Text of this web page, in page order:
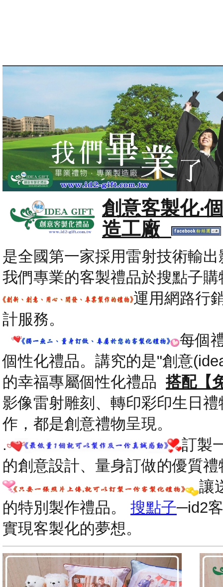
創意客製化‧
造工廠
是全國第一家採用雷射技術輸
我們專業的客製禮品於搜點子
運用網路行
計服務。
每個
個性化禮品。講究的是"創意
的幸福專屬個性化禮品搭配【
影像雷射雕刻、轉印彩印生日禮
作，都是創意禮物呈現。
.
訂製
的創意設計、量身訂做的優質禮
讓
的特別製作禮品。 搜點子─id2
實現客製化的夢想。